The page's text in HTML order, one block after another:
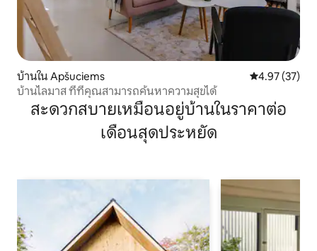
บ้านใน Apšuciems คะแนนเฉลี่ย
4.97 (37)
บ้านไลมาส ที่ที่คุณสามารถค้นหาความสุขได้
สะดวกสบายเหมือนอยู่บ้านในราคาต่อ
เดือนสุดประหยัด